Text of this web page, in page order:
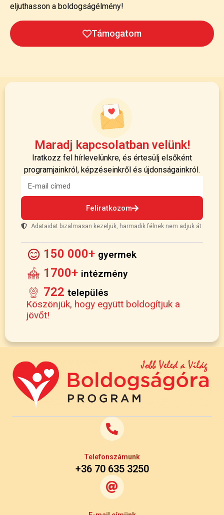
eljuthasson a boldogságélmény!
Támogatom
Maradj kapcsolatban velünk!
Iratkozz fel hírlevelünkre, és értesülj elsőként
programjainkról, képzéseinkről és újdonságainkról.
Feliratkozom
Adataidat bizalmasan kezeljük, harmadik félnek nem adjuk át
150 000+ gyermek
1700+ intézmény
722 település
Köszönjük, hogy együtt boldogítjuk a
jövőt!
Telefonszámunk
+36 70 635 3250